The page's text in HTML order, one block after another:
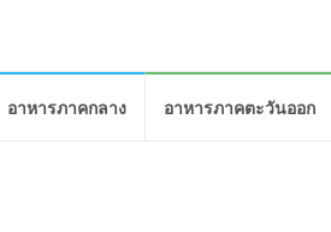
อาหารภาคกลาง อาหารภาคตะวันออก